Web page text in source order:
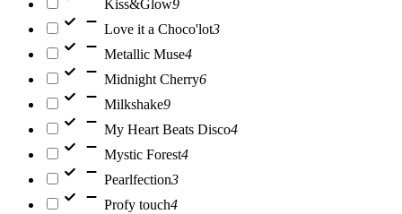
Kiss&Glow9
Love it a Choco'lot3
Metallic Muse4
Midnight Cherry6
Milkshake9
My Heart Beats Disco4
Mystic Forest4
Pearlfection3
Profy touch4